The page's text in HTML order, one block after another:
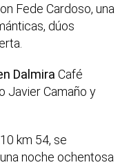
Fede Cardoso, una
dúos
Dalmira Café
Javier Camaño y
km 54, se
noche ochentosa